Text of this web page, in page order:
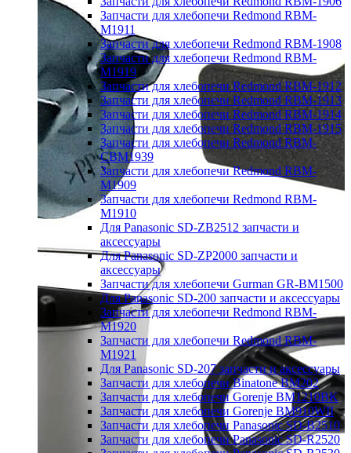
Запчасти для хлебопечи Redmond RBM-
M1911
Запчасти для хлебопечи Redmond RBM-1908
Запчасти для хлебопечи Redmond RBM-
M1919
Запчасти для хлебопечи Redmond RBM-1912
Запчасти для хлебопечи Redmond RBM-1913
Запчасти для хлебопечи Redmond RBM-1914
Запчасти для хлебопечи Redmond RBM-1915
Запчасти для хлебопечи Redmond RBM-
CBM1939
Запчасти для хлебопечи Redmond RBM-
M1909
Запчасти для хлебопечи Redmond RBM-
M1910
Для Panasonic SD-ZB2512 запчасти и
аксессуары
Для Panasonic SD-ZP2000 запчасти и
аксессуары
Запчасти для хлебопечи Gurman GR-BM1500
Для Panasonic SD-200 запчасти и аксессуары
Запчасти для хлебопечи Redmond RBM-
M1920
Запчасти для хлебопечи Redmond RBM-
M1921
Для Panasonic SD-207 запчасти и аксессуары
Запчасти для хлебопечи Binatone BM202
Запчасти для хлебопечи Gorenje BM1210BK
Запчасти для хлебопечи Gorenje BM910WII
Запчасти для хлебопечи Panasonic SD-B2510
Запчасти для хлебопечи Panasonic SD-R2520